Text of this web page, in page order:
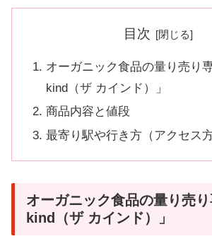
目次
オーガニック食品の量り売り
kind（ザ カインド）」
商品内容と値段
最寄り駅や行き方（アクセス方
オーガニック食品の量り売
kind（ザ カインド）」